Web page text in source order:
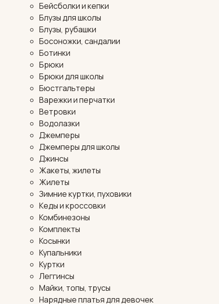
Бейсболки и кепки
Блузы для школы
Блузы, рубашки
Босоножки, сандалии
Ботинки
Брюки
Брюки для школы
Бюстгальтеры
Варежки и перчатки
Ветровки
Водолазки
Джемперы
Джемперы для школы
Джинсы
Жакеты, жилеты
Жилеты
Зимние куртки, пуховики
Кеды и кроссовки
Комбинезоны
Комплекты
Косынки
Купальники
Куртки
Леггинсы
Майки, топы, трусы
Нарядные платья для девочек